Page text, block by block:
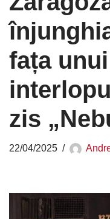
fața
zis
22/04/2025